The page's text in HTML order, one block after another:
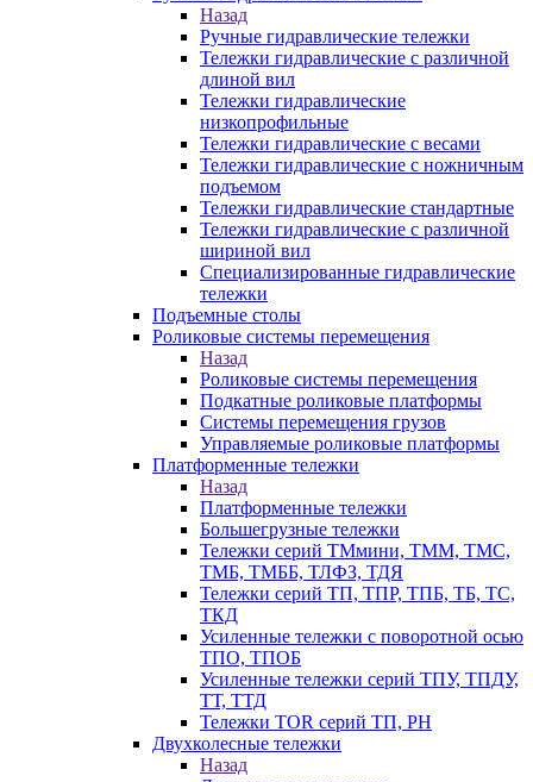
Назад
Ручные гидравлические тележки
Тележки гидравлические с различной
длиной вил
Тележки гидравлические
низкопрофильные
Тележки гидравлические с весами
Тележки гидравлические с ножничным
подъемом
Тележки гидравлические стандартные
Тележки гидравлические с различной
шириной вил
Специализированные гидравлические
тележки
Подъемные столы
Роликовые системы перемещения
Назад
Роликовые системы перемещения
Подкатные роликовые платформы
Системы перемещения грузов
Управляемые роликовые платформы
Платформенные тележки
Назад
Платформенные тележки
Большегрузные тележки
Тележки серий ТМмини, ТММ, ТМС,
ТМБ, ТМББ, ТЛФЗ, ТДЯ
Тележки серий ТП, ТПР, ТПБ, ТБ, ТС,
ТКД
Усиленные тележки с поворотной осью
ТПО, ТПОБ
Усиленные тележки серий ТПУ, ТПДУ,
ТТ, ТТД
Тележки TOR серий ТП, PH
Двухколесные тележки
Назад